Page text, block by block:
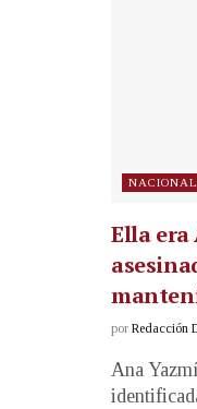
Ella era
por Redacción
Ana